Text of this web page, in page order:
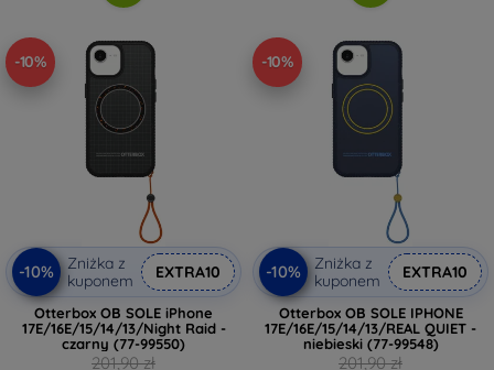
-10%
-10%
Zniżka z
kuponem
EXTRA10
Otterbox OB SOLE iPhone
17E/16E/15/14/13/Night Raid -
czarny (77-99550)
201,90 zł
-10%
-10%
Zniżka z
kuponem
EXTRA10
Otterbox OB SOLE IPHONE
17E/16E/15/14/13/REAL QUIET -
niebieski (77-99548)
201,90 zł